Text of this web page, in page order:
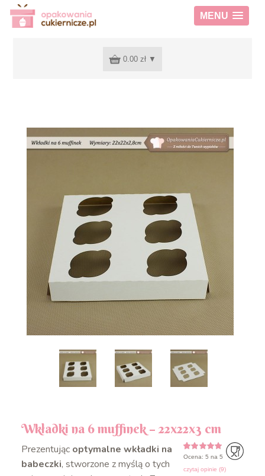
MENU
0.00 zł ▼
Wkładki na 6 muffinek – 22x22x3 cm
5z
5
na
ocen
9
Ocena: 5 na 5
czytaj opinie (9)
Prezentując optymalne wkładki na
babeczki, stworzone z myślą o tych